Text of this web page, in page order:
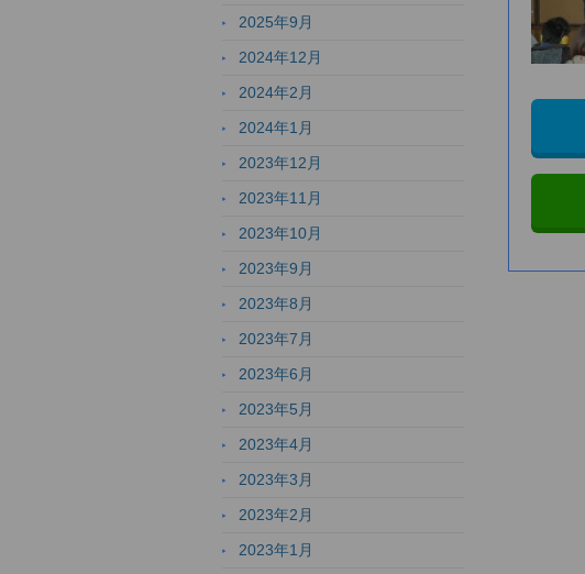
2025年9月
2024年12月
2024年2月
2024年1月
2023年12月
2023年11月
2023年10月
2023年9月
2023年8月
2023年7月
2023年6月
2023年5月
2023年4月
2023年3月
2023年2月
2023年1月